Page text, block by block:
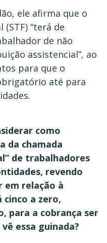
ele afirma que o
“terá de
de não
assistencial”, ao
para que o
até para
como
da chamada
de trabalhadores
revendo
relação à
cinco a zero,
para a cobrança ser
essa guinada?